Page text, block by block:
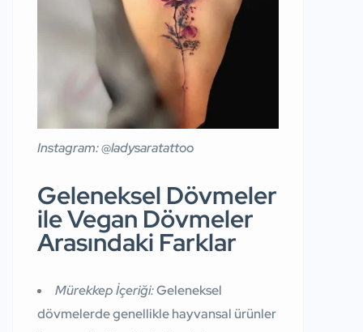
Instagram: @ladysaratattoo
Geleneksel Dövmeler
ile Vegan Dövmeler
Arasındaki Farklar
Mürekkep İçeriği:Geleneksel
dövmelerde genellikle hayvansal ürünler